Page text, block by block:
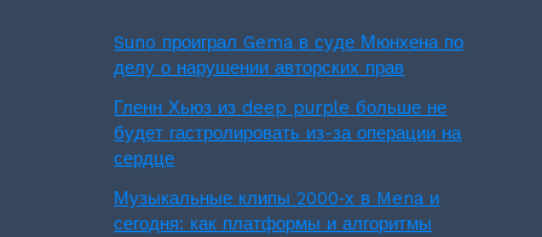
Suno проиграл Gema в суде Мюнхена по
делу о нарушении авторских прав
Гленн Хьюз из deep purple больше не
будет гастролировать из-за операции на
сердце
Музыкальные клипы 2000‑х в Mena и
сегодня: как платформы и алгоритмы